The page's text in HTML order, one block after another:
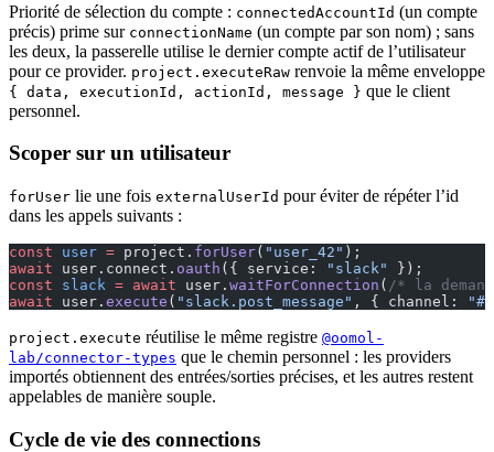
Priorité de sélection du compte : connectedAccountId (un compte
précis) prime sur connectionName (un compte par son nom) ; sans
les deux, la passerelle utilise le dernier compte actif de l’utilisateur
pour ce provider. project.executeRaw renvoie la même enveloppe
{ data, executionId, actionId, message } que le client
personnel.
Scoper sur un utilisateur
forUser lie une fois externalUserId pour éviter de répéter l’id
dans les appels suivants :
const user = project. forUser( "user_42" );
await user.connect. oauth ({ service: "slack"
});
const slack = await user. waitForConnection ( /* la
await user. execute ( "slack.post_message" , { channel:
project.execute réutilise le même registre @oomol-
lab/connector-types que le chemin personnel : les providers
importés obtiennent des entrées/sorties précises, et les autres restent
appelables de manière souple.
Cycle de vie des connections